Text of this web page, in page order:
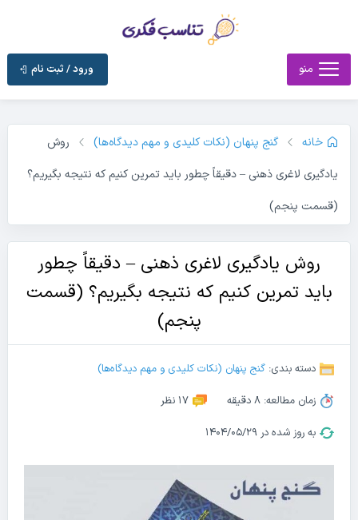
منو ورود / ثبت نام
خانه گنج پنهان (نکات کلیدی و مهم دیدگاه‌ها)
روش
یادگیری لاغری ذهنی – دقیقاً چطور باید تمرین کنیم که نتیجه بگیریم؟
(قسمت پنجم)
روش یادگیری لاغری ذهنی – دقیقاً چطور
باید تمرین کنیم که نتیجه بگیریم؟ (قسمت
پنجم)
دسته بندی: گنج پنهان (نکات کلیدی و مهم دیدگاه‌ها)
زمان مطالعه: 8 دقیقه
17 نظر
به روز شده در ۱۴۰۴/۰۵/۲۹